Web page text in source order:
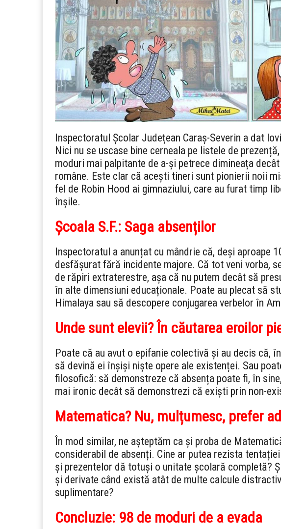
Inspectoratul Școlar Județean Caraș-Severin a dat
Nici nu se uscase bine cerneala pe listele de
moduri mai palpitante de a-și petrece dimineața
române. Este clar că acești tineri sunt pionierii noii
fel de Robin Hood ai gimnaziului, care au furat timp
înșile.
Școala S.F.: Saga absenților
Inspectoratul a anunțat cu mândrie că, deși aproape
desfășurat fără incidente majore. Că tot veni vorba,
de răpiri extraterestre, așa că nu putem decât să
în alte dimensiuni educaționale. Poate au plecat să
Himalaya sau să descopere conjugarea verbelor în
Unde sunt elevii? În căutarea eroilor
Poate că au avut o epifanie colectivă și au decis că,
să devină ei înșiși niște opere ale existenței. Sau
filosofică: să demonstreze că absența poate fi, în
mai ironic decât să demonstrezi că exiști prin non-
Matematica? Nu, mulțumesc, prefer
În mod similar, ne așteptăm ca și proba de
considerabil de absenți. Cine ar putea rezista
și prezentelor dă totuși o unitate școlară completă?
și derivate când există atât de multe calcule
suplimentare?
Concluzie: 98 de moduri de a evada